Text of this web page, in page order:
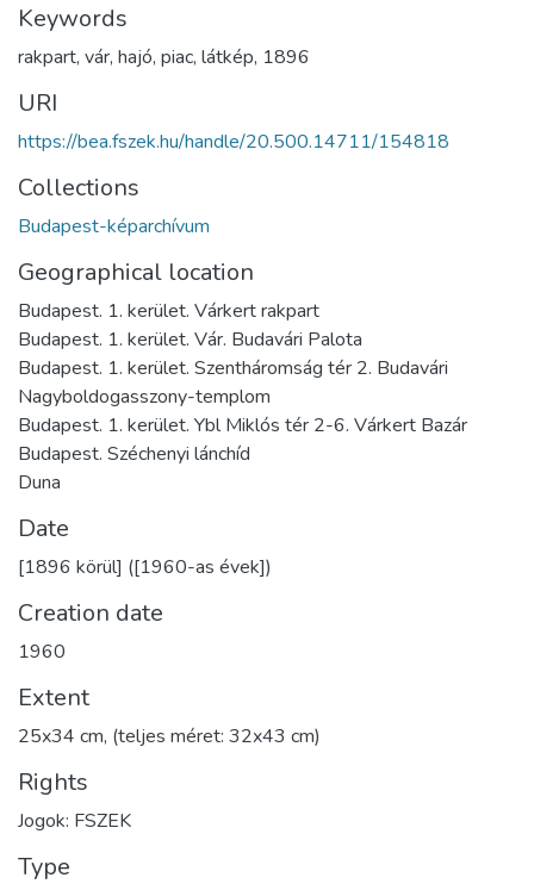
Keywords
rakpart, vár, hajó, piac, látkép, 1896
URI
https://bea.fszek.hu/handle/20.500.14711/154818
Collections
Budapest-képarchívum
Geographical location
Budapest. 1. kerület. Várkert rakpart
Budapest. 1. kerület. Vár. Budavári Palota
Budapest. 1. kerület. Szentháromság tér 2. Budavári
Nagyboldogasszony-templom
Budapest. 1. kerület. Ybl Miklós tér 2-6. Várkert Bazár
Budapest. Széchenyi lánchíd
Duna
Date
[1896 körül] ([1960-as évek])
Creation date
1960
Extent
25x34 cm, (teljes méret: 32x43 cm)
Rights
Jogok: FSZEK
Type